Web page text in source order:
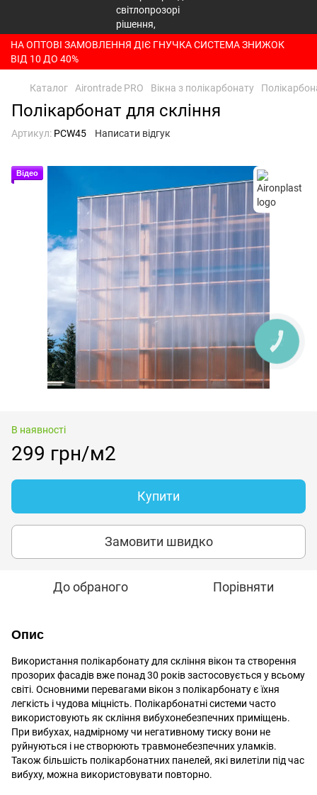
НА ОПТОВІ ЗАМОВЛЕННЯ ДІЄ ГНУЧКА СИСТЕМА ЗНИЖОК
ВІД 10 ДО 40%
Каталог Airontrade PRO Вікна з полікарбонату
Полікарбонат для скління
Артикул: PCW45 Написати відгук
Відео
В наявності
299 грн/м2
Купити
Замовити швидко
До обраного Порівняти
Опис
Використання полікарбонату для скління вікон та створення
прозорих фасадів вже понад 30 років застосовується у всьому
світі. Основними перевагами вікон з полікарбонату є їхня
легкість і чудова міцність. Полікарбонатні системи часто
використовують як скління вибухонебезпечних приміщень.
При вибухах, надмірному чи негативному тиску вони не
руйнуються і не створюють травмонебезпечних уламків.
Також більшість полікарбонатних панелей, які вилетіли під час
вибуху, можна використовувати повторно.
КНОПКА
ЗВ'ЯЗКУ